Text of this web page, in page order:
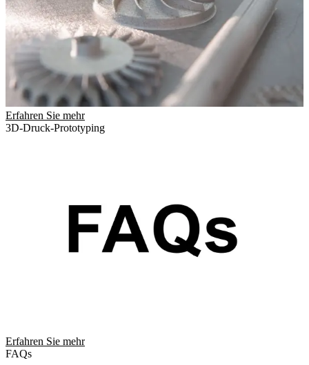
Erfahren Sie mehr
3D-Druck-Prototyping
Erfahren Sie mehr
FAQs